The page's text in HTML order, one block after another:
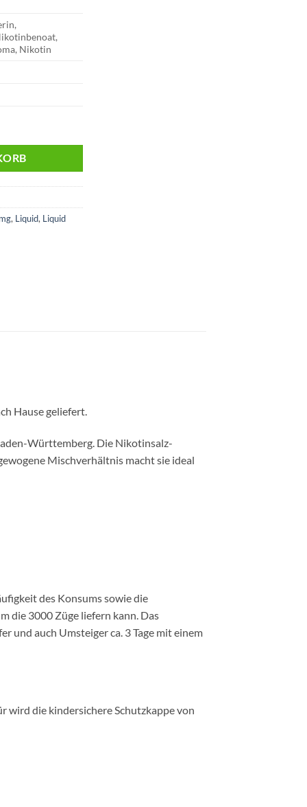
Nikotin
, Liquid, Liquid
Hause geliefert.
Württemberg. Die Nikotinsalz-
Mischverhältnis macht sie ideal
des Konsums sowie die
die 3000 Züge liefern kann. Das
und auch Umsteiger ca. 3 Tage mit einem
wird die kindersichere Schutzkappe von